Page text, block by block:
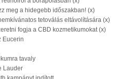
meg a hidegebb időszakban! (x)
tetoválás eltávolítására (x)
fogja a CBD kozmetikumokat (x)
Eucerin
tavaly
Lauder